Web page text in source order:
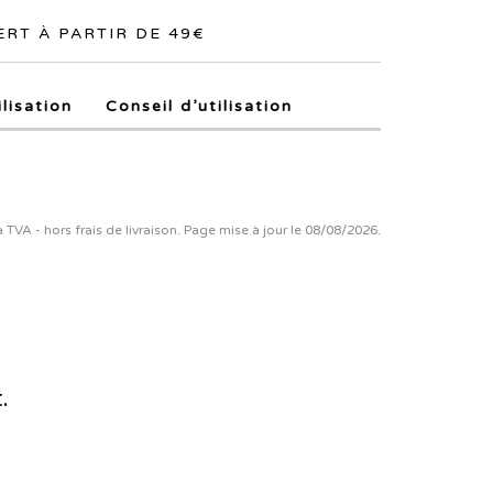
À PARTIR DE 49€
Conseil d’utilisation
TVA - hors frais de livraison. Page mise à jour le 08/08/2026.